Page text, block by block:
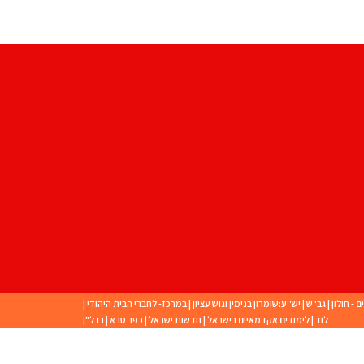
- חולון |גב"ש | יש''ע:שומרון בנימין וגוש עציון |במרכז- לחברי הבית היהודי |
לוד |לימודים אקדמאיים בישראל | חדשות ישראל | כפר סבא | נדל"ן